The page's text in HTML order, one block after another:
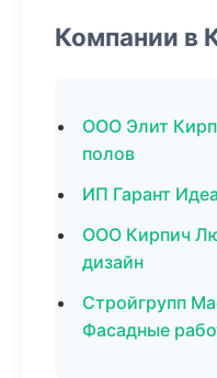
Компании в
ООО Элит
полов
ИП Гарант
ООО Кирпич
дизайн
Стройгрупп
Фасадные